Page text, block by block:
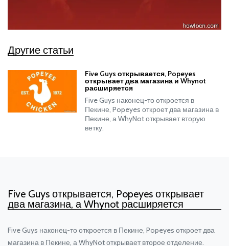
Другие статьи
Five Guys открывается, Popeyes
открывает два магазина и Whynot
расширяется
Five Guys наконец-то откроется в
Пекине, Popeyes откроет два магазина в
Пекине, а WhyNot открывает вторую
ветку.
Five Guys открывается, Popeyes открывает
два магазина, а Whynot расширяется
Five Guys наконец-то откроется в Пекине, Popeyes откроет два
магазина в Пекине, а WhyNot открывает второе отделение.